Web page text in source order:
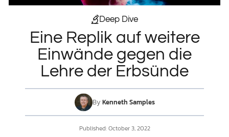
LIBRARY
DONATE
MY ACCOUNT
Deep Dive
Eine Replik auf weitere
Einwände gegen die
Lehre der Erbsünde
By Kenneth Samples
Published:October 3, 2022